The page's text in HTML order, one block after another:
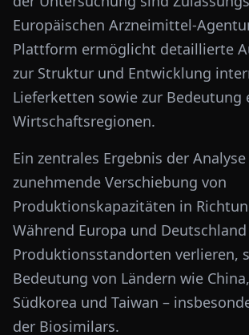
Europäischen Arzneimittel-
Plattform ermöglicht detaillierte
zur Struktur und Entwicklung
Lieferketten sowie zur Bedeutung
Wirtschaftsregionen.
Ein zentrales Ergebnis der
zunehmende Verschiebung von
Produktionskapazitäten in
Während Europa und
Produktionsstandorten verlieren,
Bedeutung von Ländern wie
Südkorea und Taiwan –
der Biosimilars.